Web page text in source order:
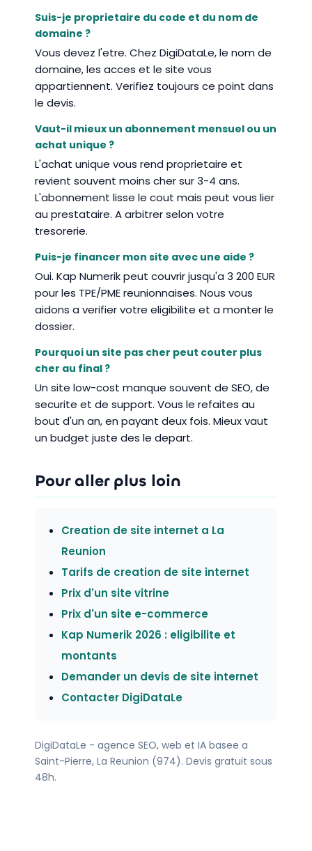
Suis-je proprietaire du code et du nom de
domaine ?
Vous devez l'etre. Chez DigiDataLe, le nom de
domaine, les acces et le site vous
appartiennent. Verifiez toujours ce point dans
le devis.
Vaut-il mieux un abonnement mensuel ou un
achat unique ?
L'achat unique vous rend proprietaire et
revient souvent moins cher sur 3-4 ans.
L'abonnement lisse le cout mais peut vous lier
au prestataire. A arbitrer selon votre
tresorerie.
Puis-je financer mon site avec une aide ?
Oui. Kap Numerik peut couvrir jusqu'a 3 200 EUR
pour les TPE/PME reunionnaises. Nous vous
aidons a verifier votre eligibilite et a monter le
dossier.
Pourquoi un site pas cher peut couter plus
cher au final ?
Un site low-cost manque souvent de SEO, de
securite et de support. Vous le refaites au
bout d'un an, en payant deux fois. Mieux vaut
un budget juste des le depart.
Pour aller plus loin
Creation de site internet a La
Reunion
Tarifs de creation de site internet
Prix d'un site vitrine
Prix d'un site e-commerce
Kap Numerik 2026 : eligibilite et
montants
Demander un devis de site internet
Contacter DigiDataLe
DigiDataLe - agence SEO, web et IA basee a
Saint-Pierre, La Reunion (974). Devis gratuit sous
48h.